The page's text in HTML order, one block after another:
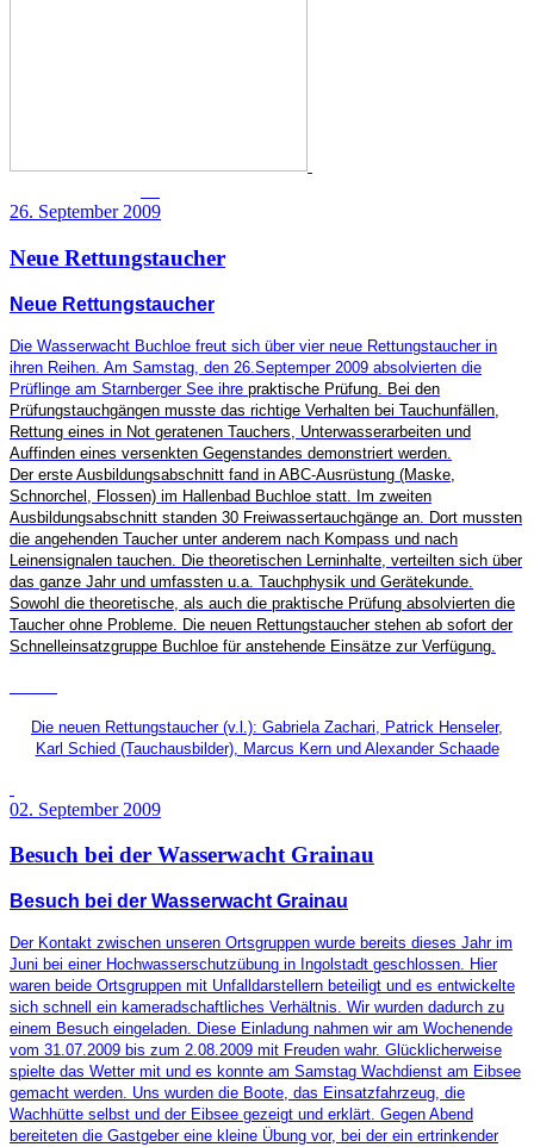
26. September 2009
Neue Rettungstaucher
Neue Rettungstaucher
Die Wasserwacht Buchloe freut sich über vier neue Rettungstaucher in
ihren Reihen. Am Samstag, den 26.Septemper 2009 absolvierten die
Prüflinge am Starnberger See ihre praktische Prüfung. Bei den
Prüfungstauchgängen musste das richtige Verhalten bei Tauchunfällen,
Rettung eines in Not geratenen Tauchers, Unterwasserarbeiten und
Auffinden eines versenkten Gegenstandes demonstriert werden.
Der erste Ausbildungsabschnitt fand in ABC-Ausrüstung (Maske,
Schnorchel, Flossen) im Hallenbad Buchloe statt. Im zweiten
Ausbildungsabschnitt standen 30 Freiwassertauchgänge an. Dort mussten
die angehenden Taucher unter anderem nach Kompass und nach
Leinensignalen tauchen. Die theoretischen Lerninhalte, verteilten sich über
das ganze Jahr und umfassten u.a. Tauchphysik und Gerätekunde.
Sowohl die theoretische, als auch die praktische Prüfung absolvierten die
Taucher ohne Probleme. Die neuen Rettungstaucher stehen ab sofort der
Schnelleinsatzgruppe Buchloe für anstehende Einsätze zur Verfügung.
Die neuen Rettungstaucher (v.l.): Gabriela Zachari, Patrick Henseler,
Karl Schied (Tauchausbilder), Marcus Kern und Alexander Schaade
02. September 2009
Besuch bei der Wasserwacht Grainau
Besuch bei der Wasserwacht Grainau
Der Kontakt zwischen unseren Ortsgruppen wurde bereits dieses Jahr im
Juni bei einer Hochwasserschutzübung in Ingolstadt geschlossen. Hier
waren beide Ortsgruppen mit Unfalldarstellern beteiligt und es entwickelte
sich schnell ein kameradschaftliches Verhältnis. Wir wurden dadurch zu
einem Besuch eingeladen. Diese Einladung nahmen wir am Wochenende
vom 31.07.2009 bis zum 2.08.2009 mit Freuden wahr. Glücklicherweise
spielte das Wetter mit und es konnte am Samstag Wachdienst am Eibsee
gemacht werden. Uns wurden die Boote, das Einsatzfahrzeug, die
Wachhütte selbst und der Eibsee gezeigt und erklärt. Gegen Abend
bereiteten die Gastgeber eine kleine Übung vor, bei der ein ertrinkender